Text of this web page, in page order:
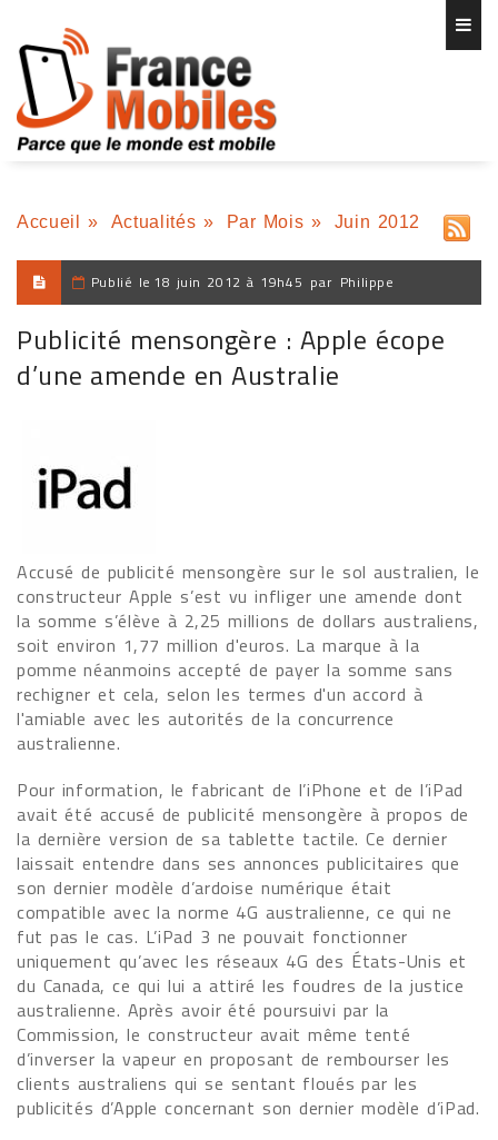
Accueil » Actualités » Par Mois » Juin 2012
Publié le 18 juin 2012 à 19h45 par Philippe
Publicité mensongère : Apple écope
d’une amende en Australie
Accusé de publicité mensongère sur le sol australien, le
constructeur Apple s’est vu infliger une amende dont
la somme s’élève à 2,25 millions de dollars australiens,
soit environ 1,77 million d'euros. La marque à la
pomme néanmoins accepté de payer la somme sans
rechigner et cela, selon les termes d'un accord à
l'amiable avec les autorités de la concurrence
australienne.
Pour information, le fabricant de l’iPhone et de l’iPad
avait été accusé de publicité mensongère à propos de
la dernière version de sa tablette tactile. Ce dernier
laissait entendre dans ses annonces publicitaires que
son dernier modèle d’ardoise numérique était
compatible avec la norme 4G australienne, ce qui ne
fut pas le cas. L’iPad 3 ne pouvait fonctionner
uniquement qu’avec les réseaux 4G des États-Unis et
du Canada, ce qui lui a attiré les foudres de la justice
australienne. Après avoir été poursuivi par la
Commission, le constructeur avait même tenté
d’inverser la vapeur en proposant de rembourser les
clients australiens qui se sentant floués par les
publicités d’Apple concernant son dernier modèle d’iPad.